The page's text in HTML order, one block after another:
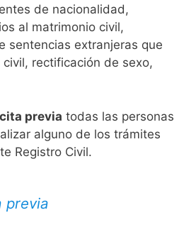
de nacionalidad,
al matrimonio civil,
sentencias extranjeras que
rectificación de sexo,
previa todas las personas
alguno de los trámites
Registro Civil.​
previa